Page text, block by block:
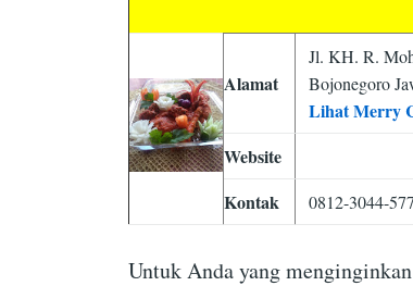
Alamat
Jl. KH. R.
Bojonegoro
Lihat Merry
Website
Kontak
0812-3044-
Untuk Anda yang